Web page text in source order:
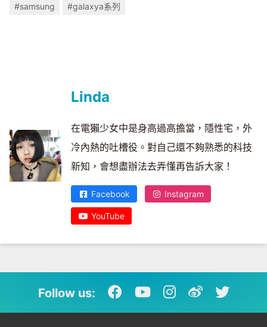
#samsung #galaxya系列
Linda
在電獺少女中是身高過高擔當，隱性宅，外
冷內熱的吐槽役。對自己還不夠熟悉的科技
新知，會想盡辦法去弄懂再告訴大家！
Facebook Instagram
YouTube
Follow us: